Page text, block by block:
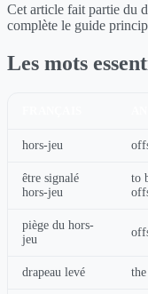
Cet article fait partie du
complète le guide
Les mots
hors-jeu
être signalé
hors-jeu
to
piège du hors-
jeu
drapeau levé